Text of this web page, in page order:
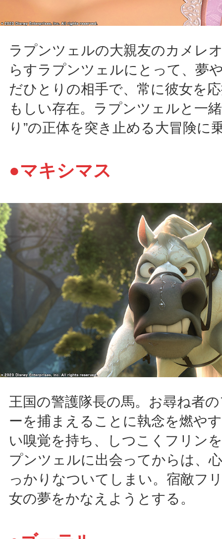
ラプンツェルの大親友のカメレ
らすラプンツェルにとって、夢
だひとりの相手で、常に彼女を
もしい存在。ラプンツェルと一
り”の正体を突き止める大冒険に
●マキシマス
王国の警護隊長の馬。お尋ね者
ーを捕まえることに執念を燃や
い嗅覚を持ち、しつこくフリン
プンツェルに出会ってからは、
っかりなついてしまい。宿敵フ
女の夢をかなえようとする。